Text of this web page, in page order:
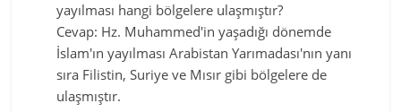
yayılması hangi bölgelere ulaşmıştır?
Cevap: Hz. Muhammed'in yaşadığı dönemde
İslam'ın yayılması Arabistan Yarımadası'nın yanı
sıra Filistin, Suriye ve Mısır gibi bölgelere de
ulaşmıştır.